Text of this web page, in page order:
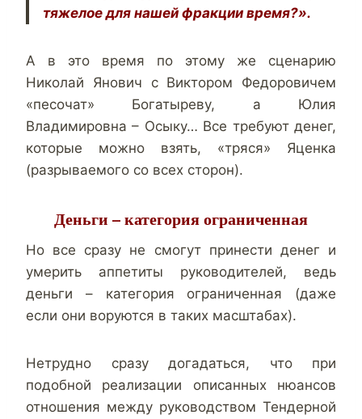
тяжелое для нашей фракции время?».
А в это время по этому же сценарию
Николай Янович с Виктором Федоровичем
«песочат» Богатыреву, а Юлия
Владимировна – Осыку… Все требуют денег,
которые можно взять, «тряся» Яценка
(разрываемого со всех сторон).
Деньги – категория ограниченная
Но все сразу не смогут принести денег и
умерить аппетиты руководителей, ведь
деньги – категория ограниченная (даже
если они воруются в таких масштабах).
Нетрудно сразу догадаться, что при
подобной реализации описанных нюансов
отношения между руководством Тендерной